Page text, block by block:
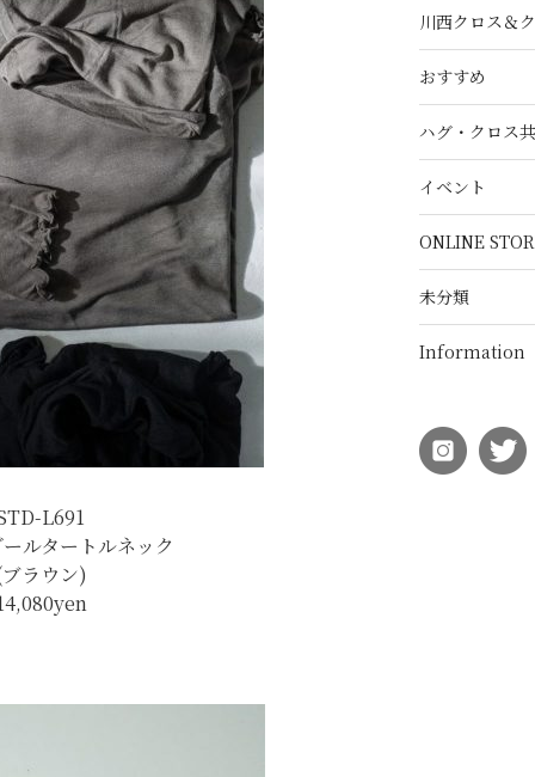
L691
ルタートルネック
ラウン)
川西クロス＆
おすすめ
ハグ・クロス
イベント
ONLINE
未分類
Information